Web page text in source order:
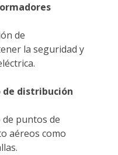
de
la seguridad y
distribución
puntos de
aéreos como